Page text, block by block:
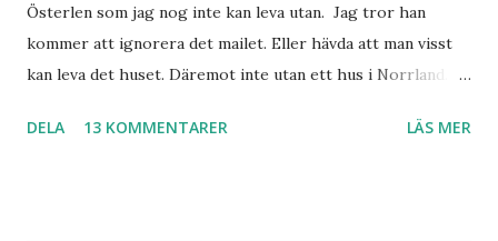
Österlen som jag nog inte kan leva utan. Jag tror han
kommer att ignorera det mailet. Eller hävda att man visst
kan leva det huset. Däremot inte utan ett hus i Norrland.
används. Min man samlar på hus. Bara inte såna hus som
DELA 13 KOMMENTARER LÄS MER